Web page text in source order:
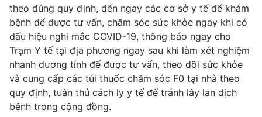
Ðiện thoại Thời báo VTV:024.66 897 897
Email: toasoan@vtv.vn
Liên hệ quảng cáo:024-7300.7108
theo đúng quy định, đến ngay các cơ sở y tế để khám
bệnh để được tư vấn, chăm sóc sức khỏe ngay khi có
dấu hiệu nghi mắc COVID-19, thông báo ngay cho
Trạm Y tế tại địa phương ngay sau khi làm xét nghiệm
nhanh dương tính để được tư vấn, theo dõi sức khỏe
và cung cấp các túi thuốc chăm sóc F0 tại nhà theo
quy định, tuân thủ cách ly y tế để tránh lây lan dịch
bệnh trong cộng đồng.